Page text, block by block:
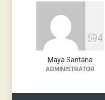
694
Maya Santana
ADMINISTRATOR